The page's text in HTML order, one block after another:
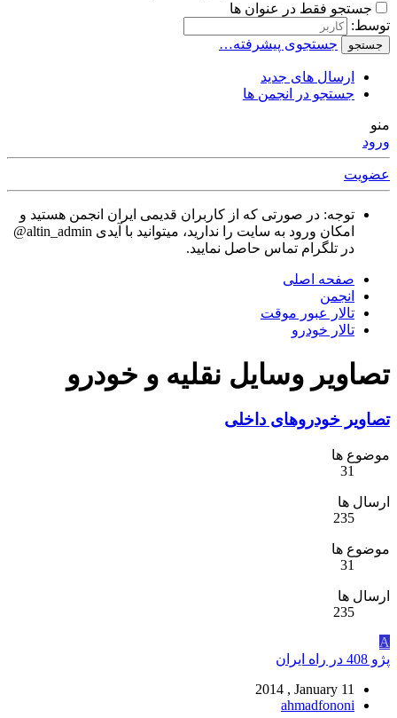
جستجو فقط در عنوان ها
توسط:
جستجو جستجوی پیشرفته…
ارسال های جدید
جستجو در انجمن ها
منو
ورود
عضویت
توجه: در صورتی که از کاربران قدیمی ایران انجمن هستید و
امکان ورود به سایت را ندارید، میتوانید با آیدی altin_admin@
در تلگرام تماس حاصل نمایید.
صفحه اصلی
انجمن
تالار عبور موقت
تالار خودرو
تصاویر وسایل نقلیه و خودرو
تصاویر خودروهای داخلی
موضوع ها
31
ارسال ها
235
موضوع ها
31
ارسال ها
235
A
پژو 408 در راه ایران
2014 , January 11
ahmadfononi